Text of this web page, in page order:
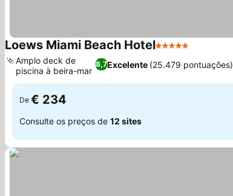
Loews Miami Beach Hotel5 Estrelas
8,7Excelente (25.479 pontuações)
Amplo deck de
piscina à beira-mar
De € 234
Consulte os preços de 12 sites